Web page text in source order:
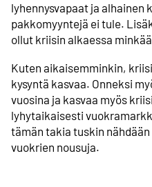
lyhennys­vapaat ja alhainen
pakkomyyntejä ei tule.
ollut kriisin alkaessa
Kuten aikaisemminkin,
kysyntä kasvaa. Onneksi
vuosina ja kasvaa myös
lyhytaikaisesti
tämän takia tuskin
vuokrien nousuja.